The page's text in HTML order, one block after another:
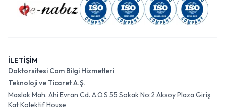
İLETİŞİM
Doktorsitesi Com Bilgi Hizmetleri
Teknoloji ve Ticaret A.Ş.
Maslak Mah. Ahi Evran Cd. A.O.S 55 Sokak No:2 Aksoy Plaza Giriş
Kat Kolektif House